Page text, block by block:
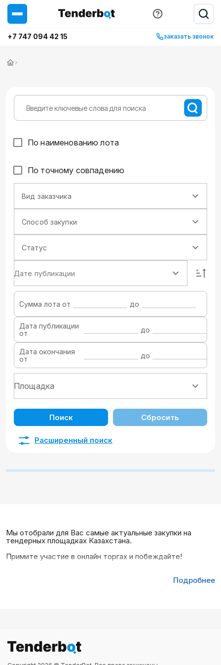
+7 747 094 42 15 заказать звонок
›
По наименованию лота
По точному совпадению
Вид заказчика
Способ закупки
Статус
Дате публикации
Сумма лота от до
Дата публикации
от
до
Дата окончания
от
до
Поиск Сбросить
Расширенный поиск
Мы отобрали для Вас самые актуальные закупки на
тендерных площадках Казахстана.
Примите участие в онлайн торгах и побеждайте!
Подробнее